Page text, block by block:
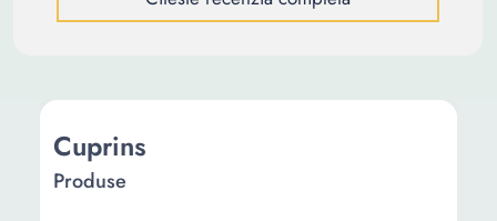
Cuprins
Produse